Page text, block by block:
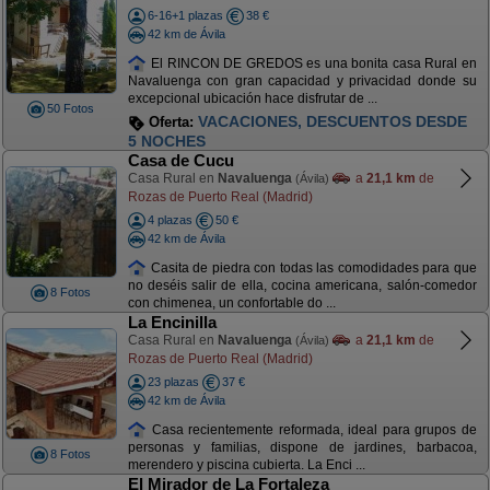
50 Fotos
6-16+1 plazas
38 €
42 km de Ávila
El RINCON DE GREDOS es una bonita casa Rural en
Navaluenga con gran capacidad y privacidad donde su
excepcional ubicación hace disfrutar de ...
Oferta: VACACIONES, DESCUENTOS DESDE
5 NOCHES
8 Fotos
Casa de Cucu
Casa Rural en Navaluenga (Ávila) a 21,1 km de
Rozas de Puerto Real (Madrid)
4 plazas
50 €
42 km de Ávila
Casita de piedra con todas las comodidades para que
no deséis salir de ella, cocina americana, salón-comedor
con chimenea, un confortable do ...
8 Fotos
La Encinilla
Casa Rural en Navaluenga (Ávila) a 21,1 km de
Rozas de Puerto Real (Madrid)
23 plazas
37 €
42 km de Ávila
Casa recientemente reformada, ideal para grupos de
personas y familias, dispone de jardines, barbacoa,
merendero y piscina cubierta. La Enci ...
El Mirador de La Fortaleza